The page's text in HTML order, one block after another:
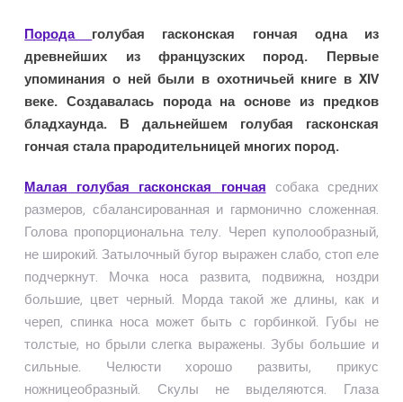
Порода голубая гасконская гончая одна из
древнейших из французских пород. Первые
упоминания о ней были в охотничьей книге в XIV
веке. Создавалась порода на основе из предков
бладхаунда. В дальнейшем голубая гасконская
гончая стала прародительницей многих пород.
Малая голубая гасконская гончая собака средних
размеров, сбалансированная и гармонично сложенная.
Голова пропорциональна телу. Череп куполообразный,
не широкий. Затылочный бугор выражен слабо, стоп еле
подчеркнут. Мочка носа развита, подвижна, ноздри
большие, цвет черный. Морда такой же длины, как и
череп, спинка носа может быть с горбинкой. Губы не
толстые, но брыли слегка выражены. Зубы большие и
сильные. Челюсти хорошо развиты, прикус
ножницеобразный. Скулы не выделяются. Глаза